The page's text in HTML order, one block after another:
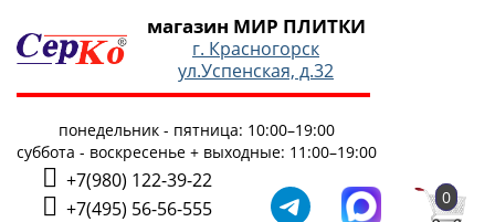
магазин МИР ПЛИТКИ
г. Красногорск
ул.Успенская, д.32
понедельник - пятница: 10:00–19:00
суббота - воскресенье + выходные: 11:00–19:00
+7(980) 122-39-22
+7(495) 56-56-555
0